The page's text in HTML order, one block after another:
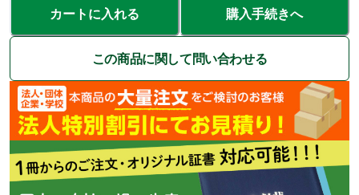
カートに入れる 購入手続きへ
この商品に関して問い合わせる